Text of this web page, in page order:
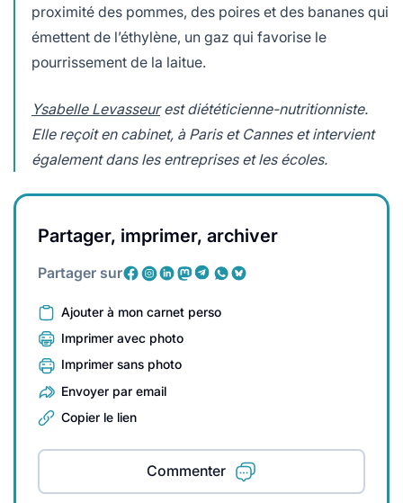
proximité des pommes, des poires et des bananes qui
émettent de l’éthylène, un gaz qui favorise le
pourrissement de la laitue.
Ysabelle Levasseurest diététicienne-nutritionniste.
Elle reçoit en cabinet, à Paris et Cannes et intervient
également dans les entreprises et les écoles.
Partager, imprimer, archiver
Partager sur
Ajouter à mon carnet perso
Imprimer avec photo
Imprimer sans photo
Envoyer par email
Copier le lien
Commenter